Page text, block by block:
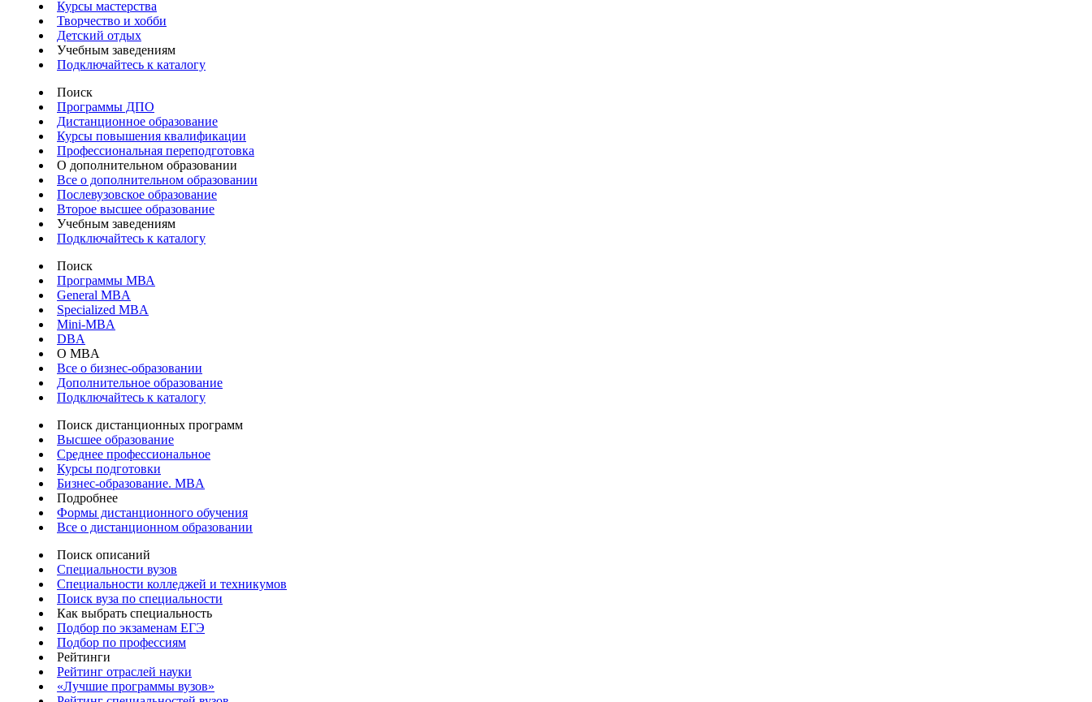
Курсы мастерства
Творчество и хобби
Детский отдых
Учебным заведениям
Подключайтесь к каталогу
Поиск
Программы ДПО
Дистанционное образование
Курсы повышения квалификации
Профессиональная переподготовка
О дополнительном образовании
Все о дополнительном образовании
Послевузовское образование
Второе высшее образование
Учебным заведениям
Подключайтесь к каталогу
Поиск
Программы МВА
General MBA
Specialized MBA
Mini-MBA
DBA
О MBA
Все о бизнес-образовании
Дополнительное образование
Подключайтесь к каталогу
Поиск дистанционных программ
Высшее образование
Среднее профессиональное
Курсы подготовки
Бизнес-образование. MBA
Подробнее
Формы дистанционного обучения
Все о дистанционном образовании
Поиск описаний
Специальности вузов
Специальности колледжей и техникумов
Поиск вуза по специальности
Как выбрать специальность
Подбор по экзаменам ЕГЭ
Подбор по профессиям
Рейтинги
Рейтинг отраслей науки
«Лучшие программы вузов»